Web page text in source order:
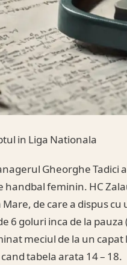
in Liga Nationala
Gheorghe Tadici
handbal feminin. HC
de care a dispus cu
6 goluri inca de la pauza
meciul de la un
tabela arata 14 – 18.